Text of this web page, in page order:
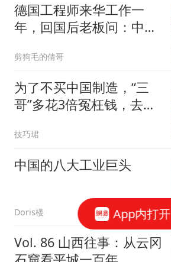
德国工程师来华工作一
年，回国后老板问：中国
剪狗毛的倩哥
为了不买中国制造，“三
哥”多花3倍冤枉钱，去买
还没接上电，运输中先把
一座150年古董桥干塌了
技巧珺
中国的八大工业巨头
Doris楼
Vol. 86 山西往事：从云冈
App内打开